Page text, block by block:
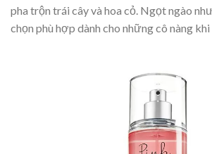
pha trộn trái cây và hoa cỏ. Ngọt ngào
chọn phù hợp dành cho những cô nàng khi